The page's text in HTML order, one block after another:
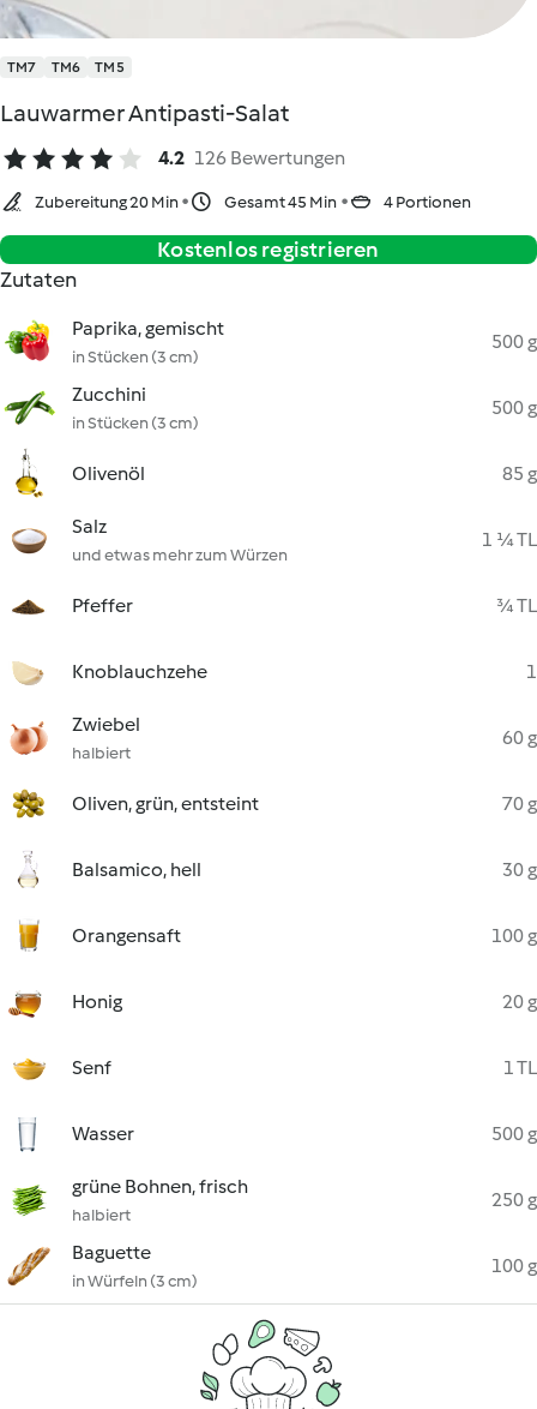
TM7 TM6 TM5
Lauwarmer Antipasti-Salat
4.2 126 Bewertungen
Zubereitung 20 Min Gesamt 45 Min 4 Portionen
Kostenlos registrieren
Zutaten
Paprika, gemischt
in Stücken (3 cm)
500 g
Zucchini
in Stücken (3 cm)
500 g
Olivenöl 85 g
Salz
und etwas mehr zum Würzen
1 ¼ TL
Pfeffer ¾ TL
Knoblauchzehe 1
Zwiebel
halbiert
60 g
Oliven, grün, entsteint 70 g
Balsamico, hell 30 g
Orangensaft 100 g
Honig 20 g
Senf 1 TL
Wasser 500 g
grüne Bohnen, frisch
halbiert
250 g
Baguette
in Würfeln (3 cm)
100 g